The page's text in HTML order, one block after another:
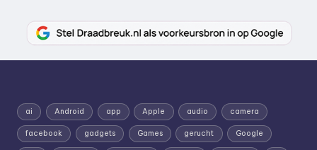
ai Android app Apple audio camera
facebook gadgets Games gerucht Google